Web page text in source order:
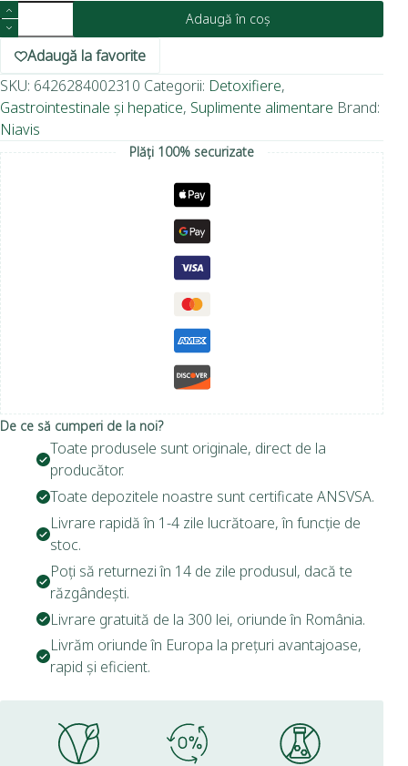
Adaugă în coș
Adaugă la favorite
SKU: 6426284002310 Categorii: Detoxifiere,
Gastrointestinale și hepatice, Suplimente alimentare Brand:
Niavis
Plăți 100% securizate
De ce să cumperi de la noi?
Toate produsele sunt originale, direct de la
producător.
Toate depozitele noastre sunt certificate ANSVSA.
Livrare rapidă în 1-4 zile lucrătoare, în funcție de
stoc.
Poți să returnezi în 14 de zile produsul, dacă te
răzgândești.
Livrare gratuită de la 300 lei, oriunde în România.
Livrăm oriunde în Europa la prețuri avantajoase,
rapid și eficient.